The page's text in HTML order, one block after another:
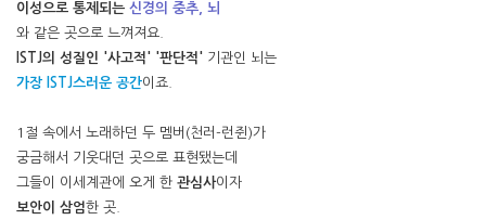
이성으로 통제되는 신경의 중추, 뇌
와 같은 곳으로 느껴져요.
ISTJ의 성질인 '사고적' '판단적' 기관인 뇌는
가장 ISTJ스러운 공간이죠.
1절 속에서 노래하던 두 멤버(천러-런쥔)가
궁금해서 기웃대던 곳으로 표현됐는데
그들이 이세계관에 오게 한 관심사이자
보안이 삼엄한 곳.